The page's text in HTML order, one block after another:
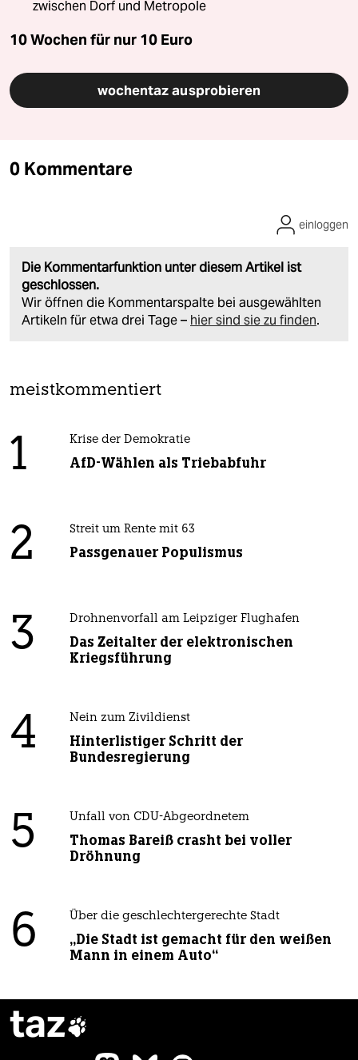
zwischen Dorf und Metropole
10 Wochen für nur 10 Euro
wochentaz ausprobieren
0 Kommentare
Die Kommentarfunktion unter diesem Artikel ist
geschlossen.
Wir öffnen die Kommentarspalte bei ausgewählten
Artikeln für etwa drei Tage – hier sind sie zu finden.
einloggen
meistkommentiert
1 Krise der Demokratie
AfD-Wählen als Triebabfuhr
2 Streit um Rente mit 63
Passgenauer Populismus
3 Drohnenvorfall am Leipziger Flughafen
Das Zeitalter der elektronischen
Kriegsführung
4 Nein zum Zivildienst
Hinterlistiger Schritt der
Bundesregierung
5 Unfall von CDU-Abgeordnetem
Thomas Bareiß crasht bei voller
Dröhnung
6 Über die geschlechtergerechte Stadt
„Die Stadt ist gemacht für den weißen
Mann in einem Auto“
taz